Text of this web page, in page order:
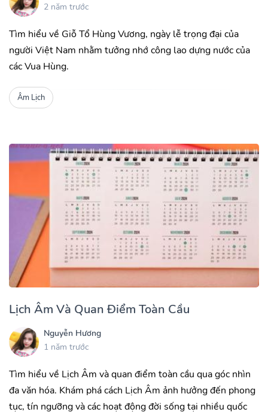
2 năm trước
Tìm hiểu về Giỗ Tổ Hùng Vương, ngày lễ trọng đại của
người Việt Nam nhằm tưởng nhớ công lao dựng nước của
các Vua Hùng.
Âm Lịch
Lịch Âm Và Quan Điểm Toàn Cầu
Nguyễn Hương
1 năm trước
Tìm hiểu về Lịch Âm và quan điểm toàn cầu qua góc nhìn
đa văn hóa. Khám phá cách Lịch Âm ảnh hưởng đến phong
tục, tín ngưỡng và các hoạt động đời sống tại nhiều quốc